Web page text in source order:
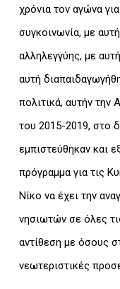
χρόνια τον αγώνα
συγκοινωνία, με
αλληλεγγύης, με
αυτή
πολιτικά, αυτήν την
του 2015-2019, στο
εμπιστεύθηκαν και
πρόγραμμα για τις
Νίκο να έχει την
νησιωτών σε όλες
αντίθεση με όσους
νεωτεριστικές